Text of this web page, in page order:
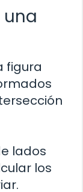
figura
lados
los